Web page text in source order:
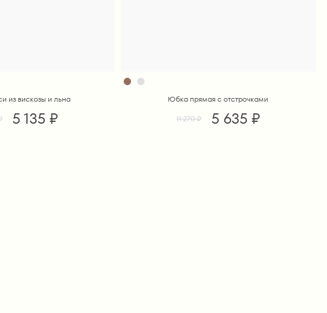
из вискозы и льна
5 135 ₽
Юбка прямая с отстрочками
11 270 ₽
5 635 ₽